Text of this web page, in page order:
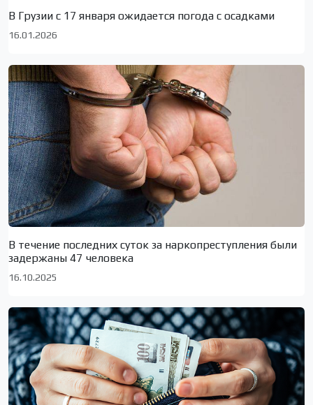
В Грузии с 17 января ожидается погода с осадками
16.01.2026
В течение последних суток за наркопреступления были
задержаны 47 человека
16.10.2025